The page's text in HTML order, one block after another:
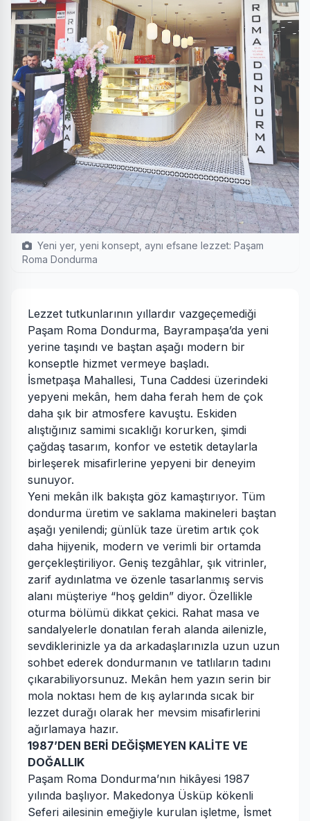
Yeni yer, yeni konsept, aynı efsane lezzet: Paşam
Roma Dondurma
Lezzet tutkunlarının yıllardır vazgeçemediği
Paşam Roma Dondurma, Bayrampaşa’da yeni
yerine taşındı ve baştan aşağı modern bir
konseptle hizmet vermeye başladı.
İsmetpaşa Mahallesi, Tuna Caddesi üzerindeki
yepyeni mekân, hem daha ferah hem de çok
daha şık bir atmosfere kavuştu. Eskiden
alıştığınız samimi sıcaklığı korurken, şimdi
çağdaş tasarım, konfor ve estetik detaylarla
birleşerek misafirlerine yepyeni bir deneyim
sunuyor.
Yeni mekân ilk bakışta göz kamaştırıyor. Tüm
dondurma üretim ve saklama makineleri baştan
aşağı yenilendi; günlük taze üretim artık çok
daha hijyenik, modern ve verimli bir ortamda
gerçekleştiriliyor. Geniş tezgâhlar, şık vitrinler,
zarif aydınlatma ve özenle tasarlanmış servis
alanı müşteriye “hoş geldin” diyor. Özellikle
oturma bölümü dikkat çekici. Rahat masa ve
sandalyelerle donatılan ferah alanda ailenizle,
sevdiklerinizle ya da arkadaşlarınızla uzun uzun
sohbet ederek dondurmanın ve tatlıların tadını
çıkarabiliyorsunuz. Mekân hem yazın serin bir
mola noktası hem de kış aylarında sıcak bir
lezzet durağı olarak her mevsim misafirlerini
ağırlamaya hazır.
1987’DEN BERİ DEĞİŞMEYEN KALİTE VE
DOĞALLIK
Paşam Roma Dondurma’nın hikâyesi 1987
yılında başlıyor. Makedonya Üsküp kökenli
Seferi ailesinin emeğiyle kurulan işletme, İsmet